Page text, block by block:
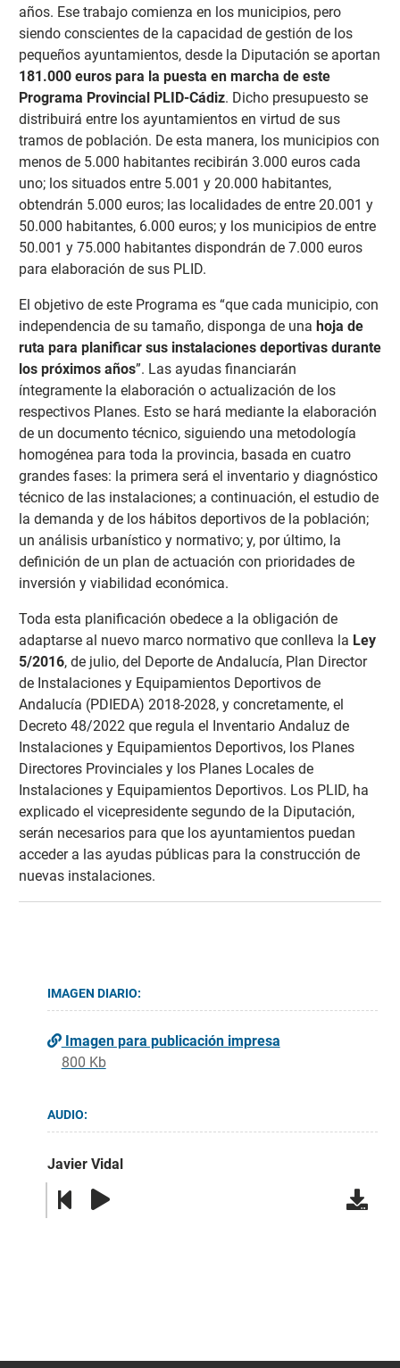
años. Ese trabajo comienza en los municipios, pero
siendo conscientes de la capacidad de gestión de los
pequeños ayuntamientos, desde la Diputación se aportan
181.000 euros para la puesta en marcha de este
Programa Provincial PLID-Cádiz. Dicho presupuesto se
distribuirá entre los ayuntamientos en virtud de sus
tramos de población. De esta manera, los municipios con
menos de 5.000 habitantes recibirán 3.000 euros cada
uno; los situados entre 5.001 y 20.000 habitantes,
obtendrán 5.000 euros; las localidades de entre 20.001 y
50.000 habitantes, 6.000 euros; y los municipios de entre
50.001 y 75.000 habitantes dispondrán de 7.000 euros
para elaboración de sus PLID.
El objetivo de este Programa es “que cada municipio, con
independencia de su tamaño, disponga de una hoja de
ruta para planificar sus instalaciones deportivas durante
los próximos años”. Las ayudas financiarán
íntegramente la elaboración o actualización de los
respectivos Planes. Esto se hará mediante la elaboración
de un documento técnico, siguiendo una metodología
homogénea para toda la provincia, basada en cuatro
grandes fases: la primera será el inventario y diagnóstico
técnico de las instalaciones; a continuación, el estudio de
la demanda y de los hábitos deportivos de la población;
un análisis urbanístico y normativo; y, por último, la
definición de un plan de actuación con prioridades de
inversión y viabilidad económica.
Toda esta planificación obedece a la obligación de
adaptarse al nuevo marco normativo que conlleva la Ley
5/2016, de julio, del Deporte de Andalucía, Plan Director
de Instalaciones y Equipamientos Deportivos de
Andalucía (PDIEDA) 2018-2028, y concretamente, el
Decreto 48/2022 que regula el Inventario Andaluz de
Instalaciones y Equipamientos Deportivos, los Planes
Directores Provinciales y los Planes Locales de
Instalaciones y Equipamientos Deportivos. Los PLID, ha
explicado el vicepresidente segundo de la Diputación,
serán necesarios para que los ayuntamientos puedan
acceder a las ayudas públicas para la construcción de
nuevas instalaciones.
IMAGEN DIARIO:
Imagen para publicación impresa
800 Kb
AUDIO:
Javier Vidal